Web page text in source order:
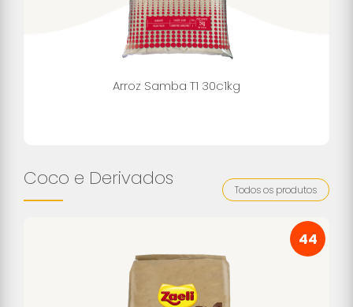
Arroz Samba T1 30c1kg
Coco e Derivados Todos os produtos
44